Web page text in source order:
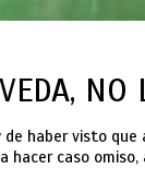
NO
haber visto
hacer caso